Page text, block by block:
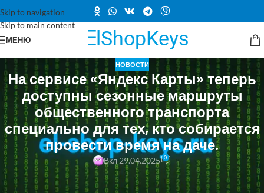
Skip to navigation
Skip to main content
МЕНЮ
НОВОСТИ
На сервисе «Яндекс Карты» теперь
доступны сезонные маршруты
общественного транспорта
специально для тех, кто собирается
провести время на даче.
Вкл 29.04.2025 0
«Яндекс Карты» представили более 2000 сезонных маршрутов
автобусов до дачных поселков по всей России. Теперь дачники могут